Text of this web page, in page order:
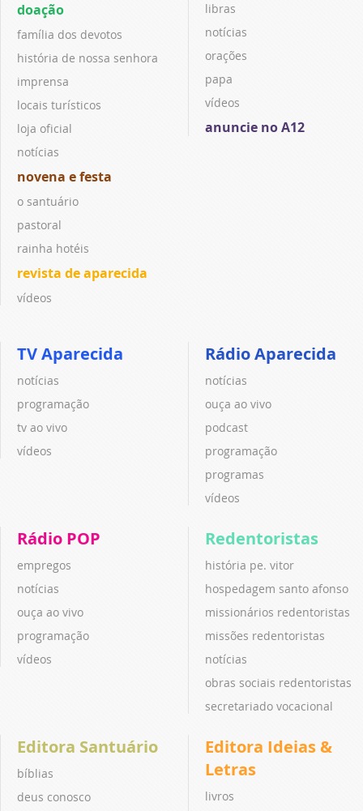
doação
família dos devotos
história de nossa senhora
imprensa
locais turísticos
loja oficial
notícias
novena e festa
o santuário
pastoral
rainha hotéis
revista de aparecida
vídeos
libras
notícias
orações
papa
vídeos
anuncie no A12
TV Aparecida
notícias
programação
tv ao vivo
vídeos
Rádio Aparecida
notícias
ouça ao vivo
podcast
programação
programas
vídeos
Rádio POP
empregos
notícias
ouça ao vivo
programação
vídeos
Redentoristas
história pe. vitor
hospedagem santo afonso
missionários redentoristas
missões redentoristas
notícias
obras sociais redentoristas
secretariado vocacional
Editora Santuário
bíblias
deus conosco
Editora Ideias &
Letras
livros